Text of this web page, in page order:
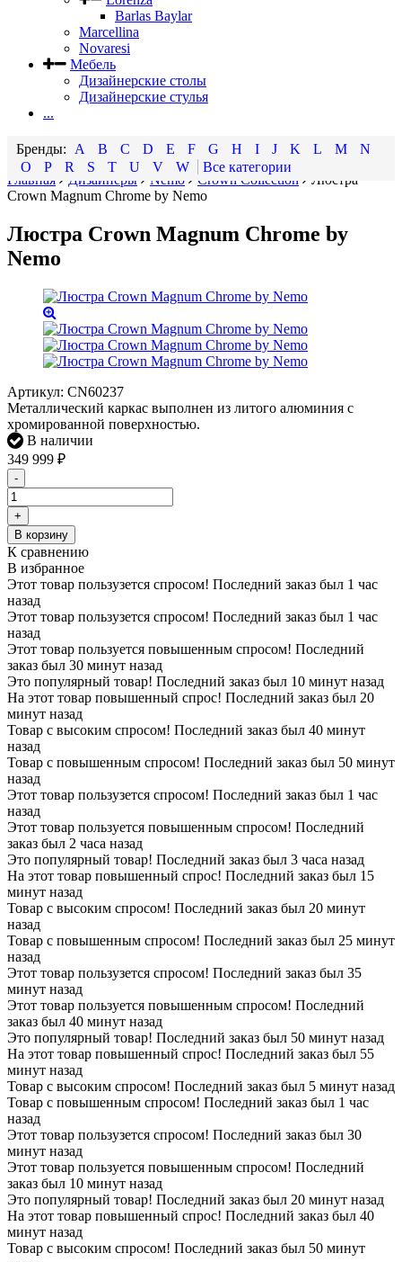
Barlas Baylar
Marcellina
Novaresi
Мебель
Дизайнерские столы
Дизайнерские стулья
...
A B C D E F G H I J K L M
N
O
P R S T U V W
Все категории
Главная
Дизайнеры Nemo Crown Collection
Люстра
Crown Magnum Chrome by Nemo
Люстра Crown Magnum Chrome by
Nemo
Артикул: CN60237
Металлический каркас выполнен из литого алюминия с
хромированной поверхностью.
В наличии
349 999 ₽
-
+
В корзину
К сравнению
В избранное
Этот товар пользузется спросом! Последний заказ был 1 час
назад
Этот товар пользузется спросом! Последний заказ был 1 час
назад
Этот товар пользуется повышенным спросом! Последний
заказ был 30 минут назад
Это популярный товар! Последний заказ был 10 минут назад
На этот товар повышенный спрос! Последний заказ был 20
минут назад
Товар с высоким спросом! Последний заказ был 40 минут
назад
Товар с повышенным спросом! Последний заказ был 50 минут
назад
Этот товар пользузется спросом! Последний заказ был 1 час
назад
Этот товар пользуется повышенным спросом! Последний
заказ был 2 часа назад
Это популярный товар! Последний заказ был 3 часа назад
На этот товар повышенный спрос! Последний заказ был 15
минут назад
Товар с высоким спросом! Последний заказ был 20 минут
назад
Товар с повышенным спросом! Последний заказ был 25 минут
назад
Этот товар пользузется спросом! Последний заказ был 35
минут назад
Этот товар пользуется повышенным спросом! Последний
заказ был 40 минут назад
Это популярный товар! Последний заказ был 50 минут назад
На этот товар повышенный спрос! Последний заказ был 55
минут назад
Товар с высоким спросом! Последний заказ был 5 минут назад
Товар с повышенным спросом! Последний заказ был 1 час
назад
Этот товар пользузется спросом! Последний заказ был 30
минут назад
Этот товар пользуется повышенным спросом! Последний
заказ был 10 минут назад
Это популярный товар! Последний заказ был 20 минут назад
На этот товар повышенный спрос! Последний заказ был 40
минут назад
Товар с высоким спросом! Последний заказ был 50 минут